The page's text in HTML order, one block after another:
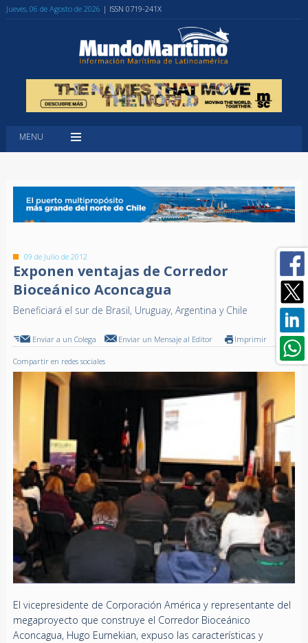
Jueves, 06 de Agosto de 2026 | ISSN 0719-241X
MENU
09 de Julio de 2012
Exponen ventajas de Corredor
Bioceánico Aconcagua
Beneficiará el sur de Brasil, Uruguay, Argentina y Chile
Enviar a un Colega Enviar un Mensaje al Editor Imprimir
Compartir en redes sociales
El vicepresidente de Corporación América y representante del
megaproyecto que construye el Corredor Bioceánico
Aconcagua, Hugo Eurnekian, expuso las características y